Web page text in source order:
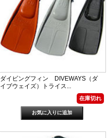
ダイビングフィン DIVEWAYS（ダ
イブウェイズ）トライス...
在庫切れ